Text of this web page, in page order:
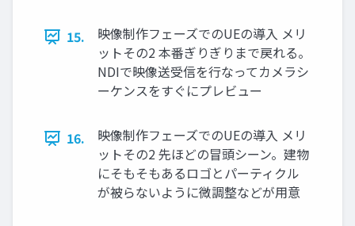
15.
映像制作フェーズでのUEの導入 メリ
ットその2 本番ぎりぎりまで戻れる。
NDIで映像送受信を行なってカメラシ
ーケンスをすぐにプレビュー
16.
映像制作フェーズでのUEの導入 メリ
ットその2 先ほどの冒頭シーン。建物
にそもそもあるロゴとパーティクル
が被らないように微調整などが用意